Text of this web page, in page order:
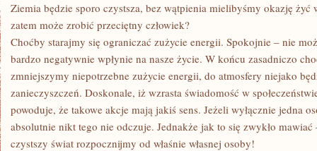
Ziemia będzie sporo czystsza, bez wątpienia mielibyśmy okazję żyć
zatem może zrobić przeciętny człowiek?
Choćby starajmy się ograniczać zużycie energii. Spokojnie – nie
bardzo negatywnie wpłynie na nasze życie. W końcu zasadniczo
zmniejszymy niepotrzebne zużycie energii, do atmosfery niejako
zanieczyszczeń. Doskonale, iż wzrasta świadomość w
powoduje, że takowe akcje mają jakiś sens. Jeżeli wyłącznie jedna
absolutnie nikt tego nie odczuje. Jednakże jak to się zwykło mawiać
czystszy świat rozpocznijmy od właśnie własnej osoby!